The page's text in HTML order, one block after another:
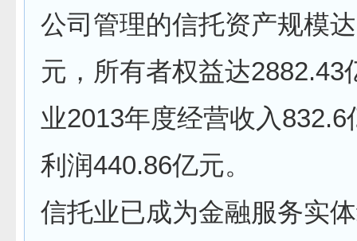
公司管理的信托资产规模
元，所有者权益达2882.43
业2013年度经营收入832.6
利润440.86亿元。
信托业已成为金融服务实